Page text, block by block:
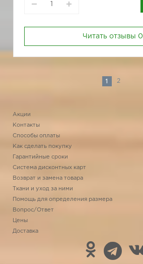
Читать отзывы 0
1 2
Акции
Контакты
Способы оплаты
Как сделать покупку
Гарантийные сроки
Система дисконтных карт
Возврат и замена товара
Ткани и уход за ними
Помощь для определения размера
Вопрос/Ответ
Цены
Доставка